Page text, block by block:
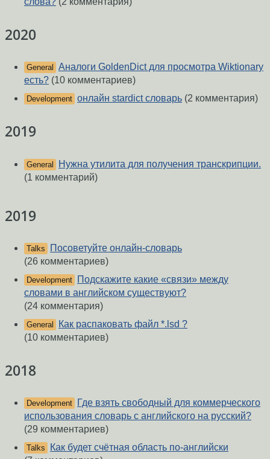
2020
General
Аналоги GoldenDict для просмотра Wiktionary
есть? (10 комментариев)
Development oнлайн stardict словарь (2 комментария)
2019
General
Нужна утилита для получения транскрипции.
(1 комментарий)
2019
Talks
Посоветуйте онлайн-словарь
(26 комментариев)
Development
Подскажите какие «связи» между
словами в английском существуют?
(24 комментария)
General
Как распаковать файл *.lsd ?
(10 комментариев)
2018
Development
Где взять свободный для коммерческого
использования словарь с английского на русский?
(29 комментариев)
Talks
Как будет счётная область по-английски